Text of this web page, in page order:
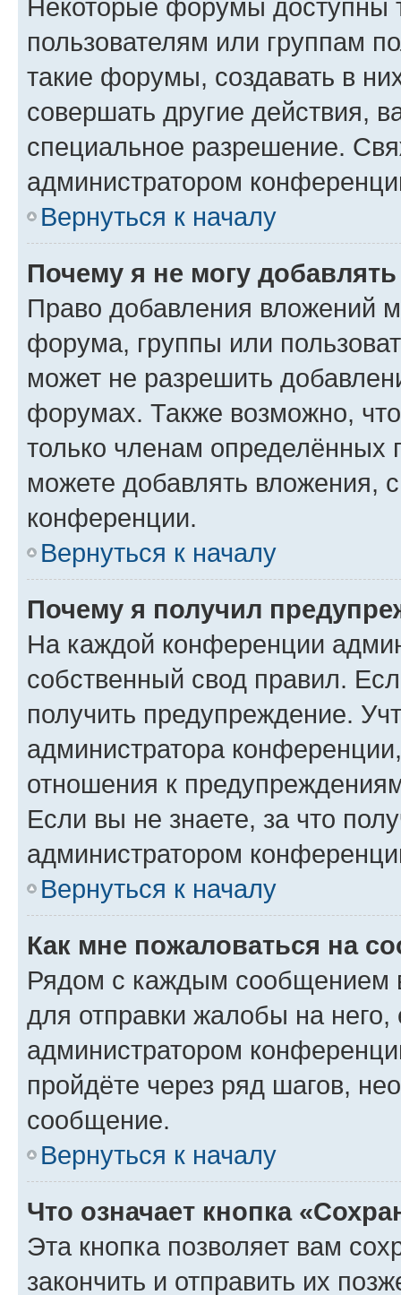
Некоторые форумы доступны
пользователям или группам
такие форумы, создавать в
совершать другие действия,
специальное разрешение.
администратором
Вернуться к началу
Почему я не могу
Право добавления вложений
форума, группы или
может не разрешить
форумах. Также возможно,
только членам определённых
можете добавлять вложения,
конференции.
Вернуться к началу
Почему я получил
На каждой конференции
собственный свод правил.
получить предупреждение.
администратора
отношения к
Если вы не знаете, за что
администратором
Вернуться к началу
Как мне пожаловаться на
Рядом с каждым сообщением
для отправки жалобы на
администратором
пройдёте через ряд шагов,
сообщение.
Вернуться к началу
Что означает кнопка
Эта кнопка позволяет вам
закончить и отправить их